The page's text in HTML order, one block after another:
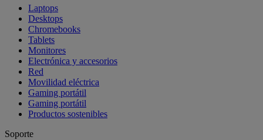
Laptops
Desktops
Chromebooks
Tablets
Monitores
Electrónica y accesorios
Red
Movilidad eléctrica
Gaming portátil
Gaming portátil
Productos sostenibles
Soporte